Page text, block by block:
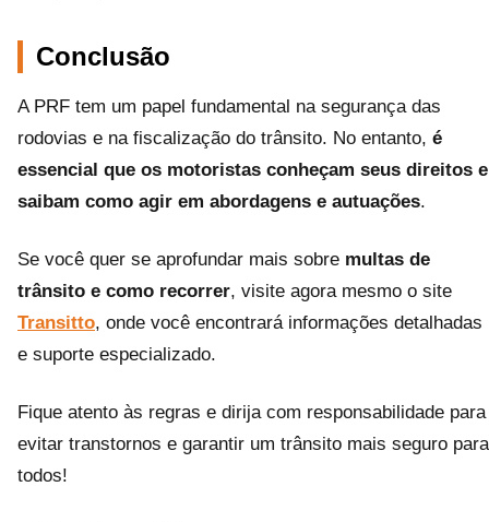
Conclusão
A PRF tem um papel fundamental na segurança das
rodovias e na fiscalização do trânsito. No entanto, é
essencial que os motoristas conheçam seus direitos e
saibam como agir em abordagens e autuações.
Se você quer se aprofundar mais sobre multas de
trânsito e como recorrer, visite agora mesmo o site
Transitto, onde você encontrará informações detalhadas
e suporte especializado.
Fique atento às regras e dirija com responsabilidade para
evitar transtornos e garantir um trânsito mais seguro para
todos!